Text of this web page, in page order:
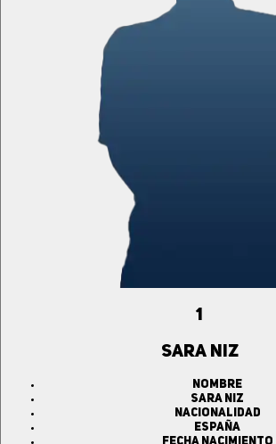
1
SARA NIZ
Nombre
SARA NIZ
Nacionalidad
ESPAÑA
Fecha Nacimiento